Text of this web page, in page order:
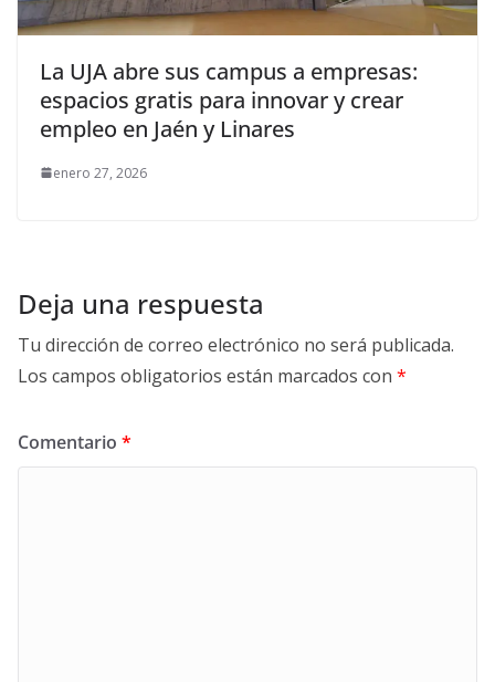
La UJA abre sus campus a empresas:
espacios gratis para innovar y crear
empleo en Jaén y Linares
enero 27, 2026
Deja una respuesta
Tu dirección de correo electrónico no será publicada.
Los campos obligatorios están marcados con *
Comentario *